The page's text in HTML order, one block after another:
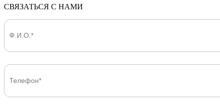
СВЯЗАТЬСЯ С НАМИ